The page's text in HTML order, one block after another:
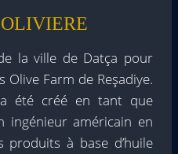
la ville de Datça pour
Olive Farm de Reşadiye.
été créé en tant que
américain en
à base d’huile